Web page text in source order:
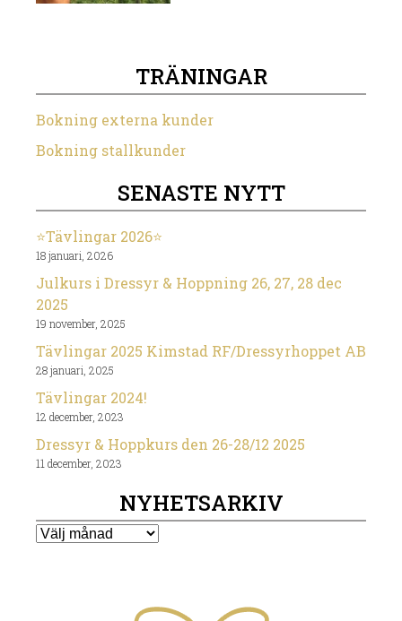
TRÄNINGAR
Bokning externa kunder
Bokning stallkunder
SENASTE NYTT
⭐️Tävlingar 2026⭐️
18 januari, 2026
Julkurs i Dressyr & Hoppning 26, 27, 28 dec
2025
19 november, 2025
Tävlingar 2025 Kimstad RF/Dressyrhoppet AB
28 januari, 2025
Tävlingar 2024!
12 december, 2023
Dressyr & Hoppkurs den 26-28/12 2025
11 december, 2023
NYHETSARKIV
Nyhetsarkiv